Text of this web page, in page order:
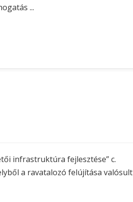
...
infrastruktúra fejlesztése” c.
a ravatalozó felújítása valósult